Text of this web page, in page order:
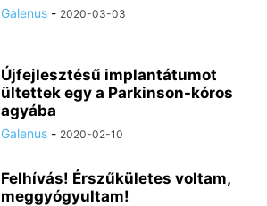
Galenus - 2020-03-03
Újfejlesztésű implantátumot
ültettek egy a Parkinson-kóros
agyába
Galenus - 2020-02-10
Felhívás! Érszűkületes voltam,
meggyógyultam!